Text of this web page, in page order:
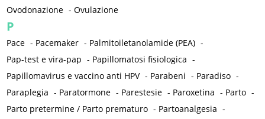
Ovodonazione -Ovulazione
P
Pace - Pacemaker - Palmitoiletanolamide (PEA) -
Pap-test e vira-pap - Papillomatosi fisiologica -
Papillomavirus e vaccino anti HPV - Parabeni - Paradiso -
Paraplegia - Paratormone - Parestesie - Paroxetina - Parto -
Parto pretermine / Parto prematuro - Partoanalgesia -